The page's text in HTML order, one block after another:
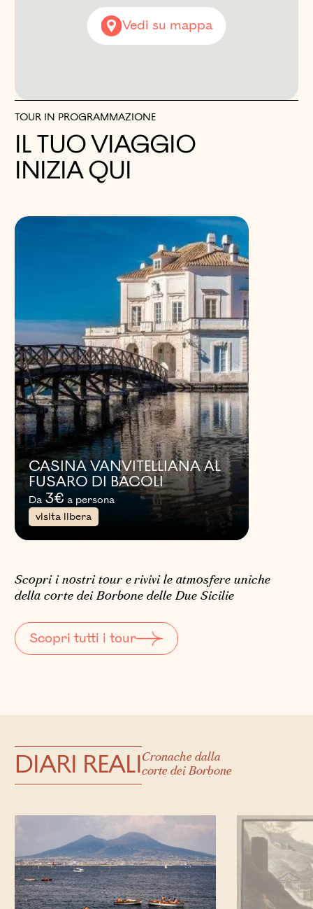
Vedi su mappa
TOUR IN PROGRAMMAZIONE
IL TUO VIAGGIO
INIZIA QUI
CASINA VANVITELLIANA AL
FUSARO DI BACOLI
Da 3€ a persona
visita libera
Scopri i nostri tour e rivivi le atmosfere uniche
della corte dei Borbone delle Due Sicilie
Scopri tutti i tour
DIARI REALICronache dalla
corte dei Borbone